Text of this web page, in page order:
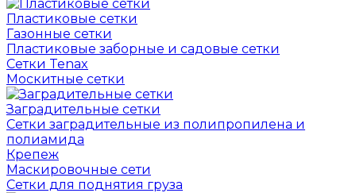
Пластиковые сетки
Газонные сетки
Пластиковые заборные и садовые сетки
Сетки Tenax
Москитные сетки
Заградительные сетки
Сетки заградительные из полипропилена и
полиамида
Крепеж
Маскировочные сети
Сетки для поднятия груза